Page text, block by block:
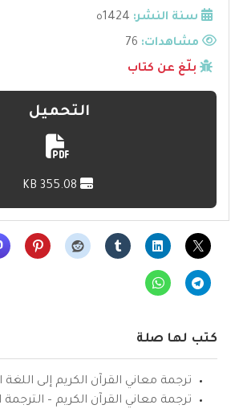
سنة النشر: 1424ه
مشاهدات:
بلّغ عن كتاب
التحميل
كتب لها صلة
ترجمة معاني القرآن الكريم إلى اللغة
ترجمة معاني القرآن الكريم –